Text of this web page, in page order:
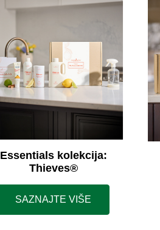
Essentials kolekcija:
Thieves®
SAZNAJTE VIŠE